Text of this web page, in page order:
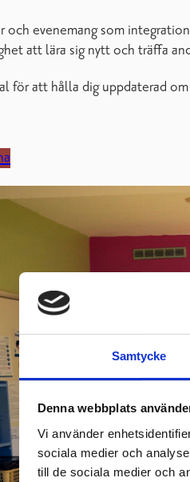
Samtycke
Denna webbplats
Vi använder
sociala medier och
till de sociala medier och
evenemang som
att lära sig nytt och träffa
för att hålla dig uppdaterad